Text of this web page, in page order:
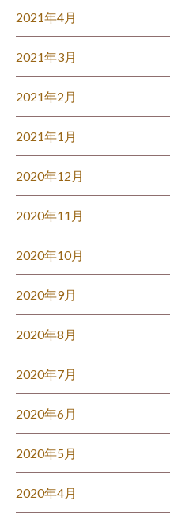
2021年4月
2021年3月
2021年2月
2021年1月
2020年12月
2020年11月
2020年10月
2020年9月
2020年8月
2020年7月
2020年6月
2020年5月
2020年4月